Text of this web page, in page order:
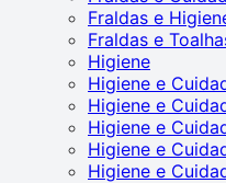
Fraldas e
Fraldas e
Higiene
Higiene e
Higiene e
Higiene e
Higiene e
Higiene e